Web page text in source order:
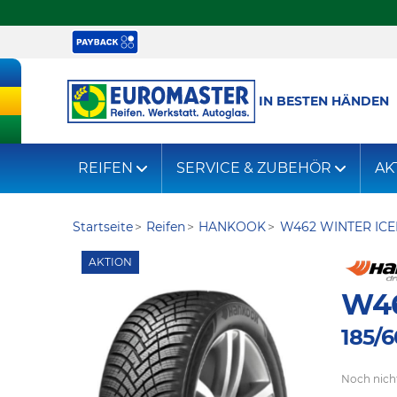
IN BESTEN HÄNDEN
REIFEN SERVICE & ZUBEHÖR
Startseite Reifen HANKOOK W462 WINTER
AKTION
185/
Noch